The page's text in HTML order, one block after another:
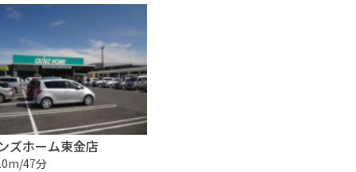
ズホーム東金店
47分